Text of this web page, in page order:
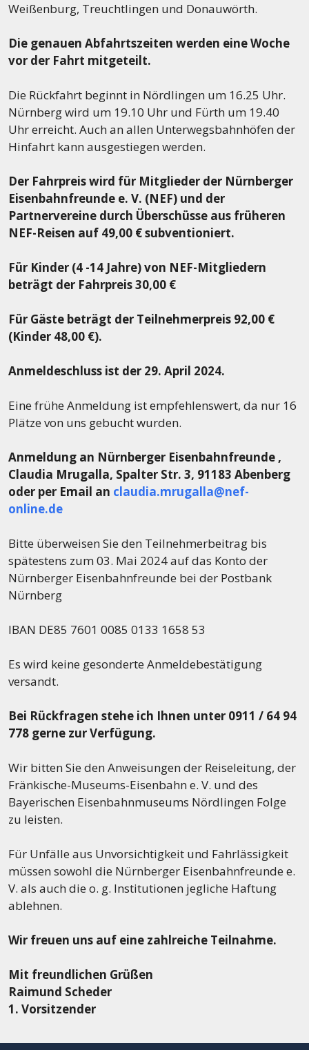
Weißenburg, Treuchtlingen und Donauwörth.
Die genauen Abfahrtszeiten werden eine Woche
vor der Fahrt mitgeteilt.
Die Rückfahrt beginnt in Nördlingen um 16.25 Uhr.
Nürnberg wird um 19.10 Uhr und Fürth um 19.40
Uhr erreicht. Auch an allen Unterwegsbahnhöfen der
Hinfahrt kann ausgestiegen werden.
Der Fahrpreis wird für Mitglieder der Nürnberger
Eisenbahnfreunde e. V. (NEF) und der
Partnervereine durch Überschüsse aus früheren
NEF-Reisen auf 49,00 € subventioniert.
Für Kinder (4 -14 Jahre) von NEF-Mitgliedern
beträgt der Fahrpreis 30,00 €
Für Gäste beträgt der Teilnehmerpreis 92,00 €
(Kinder 48,00 €).
Anmeldeschluss ist der 29. April 2024.
Eine frühe Anmeldung ist empfehlenswert, da nur 16
Plätze von uns gebucht wurden.
Anmeldung an Nürnberger Eisenbahnfreunde ,
Claudia Mrugalla, Spalter Str. 3, 91183 Abenberg
oder per Email an claudia.mrugalla@nef-
online.de
Bitte überweisen Sie den Teilnehmerbeitrag bis
spätestens zum 03. Mai 2024 auf das Konto der
Nürnberger Eisenbahnfreunde bei der Postbank
Nürnberg
IBAN DE85 7601 0085 0133 1658 53
Es wird keine gesonderte Anmeldebestätigung
versandt.
Bei Rückfragen stehe ich Ihnen unter 0911 / 64 94
778 gerne zur Verfügung.
Wir bitten Sie den Anweisungen der Reiseleitung, der
Fränkische-Museums-Eisenbahn e. V. und des
Bayerischen Eisenbahnmuseums Nördlingen Folge
zu leisten.
Für Unfälle aus Unvorsichtigkeit und Fahrlässigkeit
müssen sowohl die Nürnberger Eisenbahnfreunde e.
V. als auch die o. g. Institutionen jegliche Haftung
ablehnen.
Wir freuen uns auf eine zahlreiche Teilnahme.
Mit freundlichen Grüßen
Raimund Scheder
1. Vorsitzender